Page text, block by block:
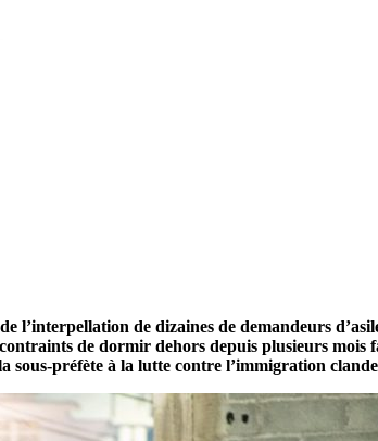
de dizaines de demandeurs
de dormir dehors depuis plusieurs mois
sous-préfète à la lutte contre l’immigration